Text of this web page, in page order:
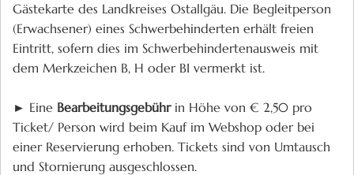
Gästekarte des Landkreises Ostallgäu. Die Begleitperson
(Erwachsener) eines Schwerbehinderten erhält freien
Eintritt, sofern dies im Schwerbehindertenausweis mit
dem Merkzeichen B, H oder BI vermerkt ist.
► Eine Bearbeitungsgebührin Höhe von € 2,50 pro
Ticket/ Person wird beim Kauf im Webshop oder bei
einer Reservierung erhoben. Tickets sind von Umtausch
und Stornierung ausgeschlossen.